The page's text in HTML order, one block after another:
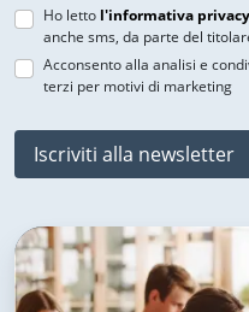
Ho letto l'informativa privacy
anche sms, da parte del
Acconsento alla analisi e
terzi per motivi di marketing
Iscriviti alla newsletter